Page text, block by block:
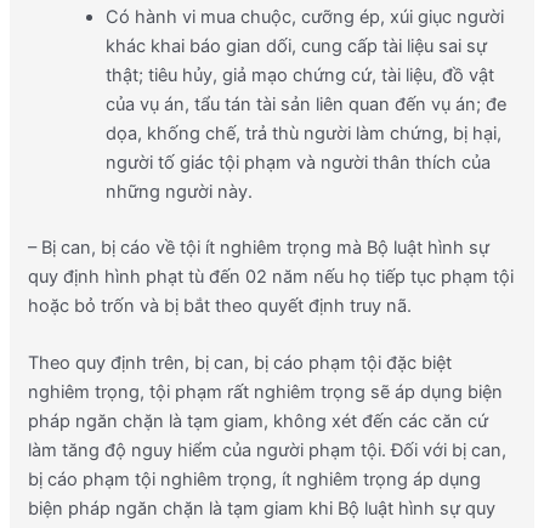
Có hành vi mua chuộc, cưỡng ép, xúi giục người
khác khai báo gian dối, cung cấp tài liệu sai sự
thật; tiêu hủy, giả mạo chứng cứ, tài liệu, đồ vật
của vụ án, tẩu tán tài sản liên quan đến vụ án; đe
dọa, khống chế, trả thù người làm chứng, bị hại,
người tố giác tội phạm và người thân thích của
những người này.
– Bị can, bị cáo về tội ít nghiêm trọng mà Bộ luật hình sự
quy định hình phạt tù đến 02 năm nếu họ tiếp tục phạm tội
hoặc bỏ trốn và bị bắt theo quyết định truy nã.
Theo quy định trên, bị can, bị cáo phạm tội đặc biệt
nghiêm trọng, tội phạm rất nghiêm trọng sẽ áp dụng biện
pháp ngăn chặn là tạm giam, không xét đến các căn cứ
làm tăng độ nguy hiểm của người phạm tội. Đối với bị can,
bị cáo phạm tội nghiêm trọng, ít nghiêm trọng áp dụng
biện pháp ngăn chặn là tạm giam khi Bộ luật hình sự quy